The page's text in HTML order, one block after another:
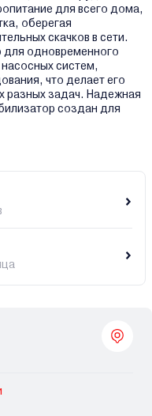
для всего дома,
оберегая
скачков в сети.
для одновременного
систем,
что делает его
разных задач. Надежная
создан для